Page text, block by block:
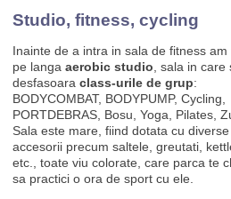
Studio, fitness, cycling
Inainte de a intra in sala de fitness am
pe langa aerobic studio , sala in care
desfasoara class-urile de grup:
BODYCOMBAT, BODYPUMP, Cycling,
PORTDEBRAS, Bosu, Yoga, Pilates,
Sala este mare, fiind dotata cu diverse
accesorii precum saltele, greutati,
etc., toate viu colorate, care parca te
sa practici o ora de sport cu ele.